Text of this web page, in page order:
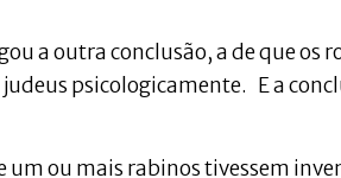
a outra conclusão, a de que os
psicologicamente. E a
um ou mais rabinos tivessem